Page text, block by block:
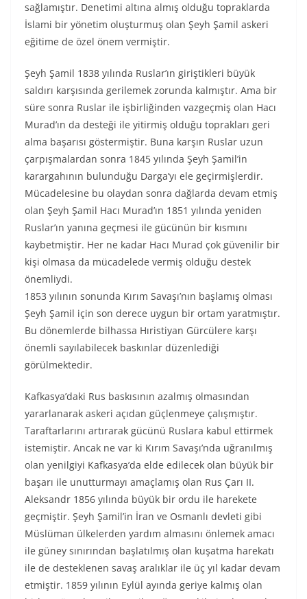
sağlamıştır. Denetimi altına almış olduğu topraklarda
İslami bir yönetim oluşturmuş olan Şeyh Şamil askeri
eğitime de özel önem vermiştir.
Şeyh Şamil 1838 yılında Ruslar’ın giriştikleri büyük
saldırı karşısında gerilemek zorunda kalmıştır. Ama bir
süre sonra Ruslar ile işbirliğinden vazgeçmiş olan Hacı
Murad’ın da desteği ile yitirmiş olduğu toprakları geri
alma başarısı göstermiştir. Buna karşın Ruslar uzun
çarpışmalardan sonra 1845 yılında Şeyh Şamil’in
karargahının bulunduğu Darga’yı ele geçirmişlerdir.
Mücadelesine bu olaydan sonra dağlarda devam etmiş
olan Şeyh Şamil Hacı Murad’ın 1851 yılında yeniden
Ruslar’ın yanına geçmesi ile gücünün bir kısmını
kaybetmiştir. Her ne kadar Hacı Murad çok güvenilir bir
kişi olmasa da mücadelede vermiş olduğu destek
önemliydi.
1853 yılının sonunda Kırım Savaşı’nın başlamış olması
Şeyh Şamil için son derece uygun bir ortam yaratmıştır.
Bu dönemlerde bilhassa Hıristiyan Gürcülere karşı
önemli sayılabilecek baskınlar düzenlediği
görülmektedir.
Kafkasya’daki Rus baskısının azalmış olmasından
yararlanarak askeri açıdan güçlenmeye çalışmıştır.
Taraftarlarını artırarak gücünü Ruslara kabul ettirmek
istemiştir. Ancak ne var ki Kırım Savaşı’nda uğranılmış
olan yenilgiyi Kafkasya’da elde edilecek olan büyük bir
başarı ile unutturmayı amaçlamış olan Rus Çarı II.
Aleksandr 1856 yılında büyük bir ordu ile harekete
geçmiştir. Şeyh Şamil’in İran ve Osmanlı devleti gibi
Müslüman ülkelerden yardım almasını önlemek amacı
ile güney sınırından başlatılmış olan kuşatma harekatı
ile de desteklenen savaş aralıklar ile üç yıl kadar devam
etmiştir. 1859 yılının Eylül ayında geriye kalmış olan